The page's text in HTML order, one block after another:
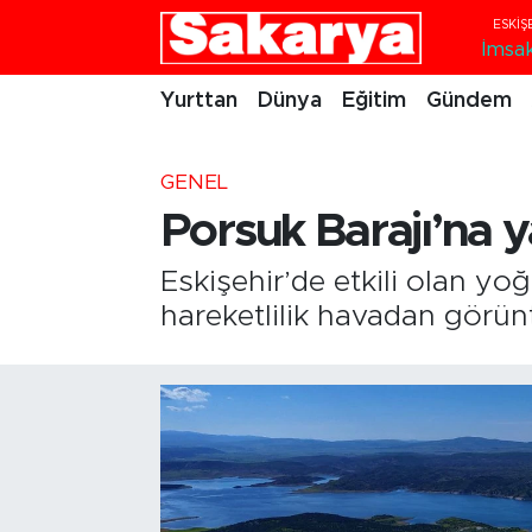
Yurttan Dünya Eğitim Gündem
GENEL
Porsuk Barajı’na
Eskişehir’de etkili olan
hareketlilik havadan
Eskişehirspor
Kültür Sanat
Eskişehir Nöbetçi Eczaneler
Eskişehir Namaz Vakitleri
Eskişehir Trafik Yoğunluk Haritası
Süper Lig Puan Durumu ve Fikstür
Tüm Manşetler
Son Dakika Haberleri
Haber Arşivi